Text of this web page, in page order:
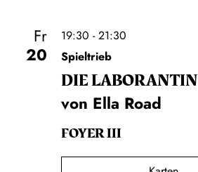
Fr
20
19:30 - 21:30
Spieltrieb
DIE LA­BO­RAN­TIN
von Ella Road
FOYER III